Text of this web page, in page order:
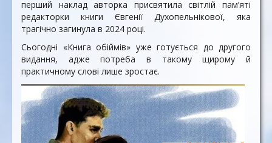
перший наклад авторка присвятила світлій пам’яті
редакторки книги Євгенії Духопельнікової, яка
трагічно загинула в 2024 році.
Сьогодні «Книга обіймів» уже готується до другого
видання, адже потреба в такому щирому й
практичному слові лише зростає.